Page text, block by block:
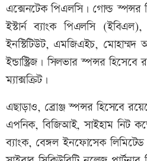
এক্সেনটেক পিএলসি। গোল্ড স্পন্সর
ইস্টার্ন ব্যাংক পিএলসি
ইনস্টিটিউট, এমজিএইচ, মোহাম্মদ
ইন্ডাস্ট্রিজ। সিলভার স্পন্সর
ম্যাক্সক্রিট।
এছাড়াও, ব্রোঞ্জ স্পন্সর হিসেবে
এপনিক, বিজিআই, সাইহাম নিট
ব্যাংক, বেঙ্গল ইনফোসেক